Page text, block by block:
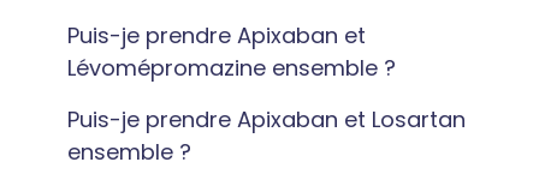
Puis-je prendre Apixaban et
Lévomépromazine ensemble ?
Puis-je prendre Apixaban et Losartan
ensemble ?